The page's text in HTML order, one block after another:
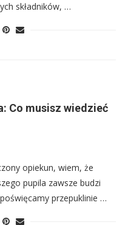
składników, …
Co musisz wiedzieć
opiekun, wiem, że
pupila zawsze budzi
przepuklinie …